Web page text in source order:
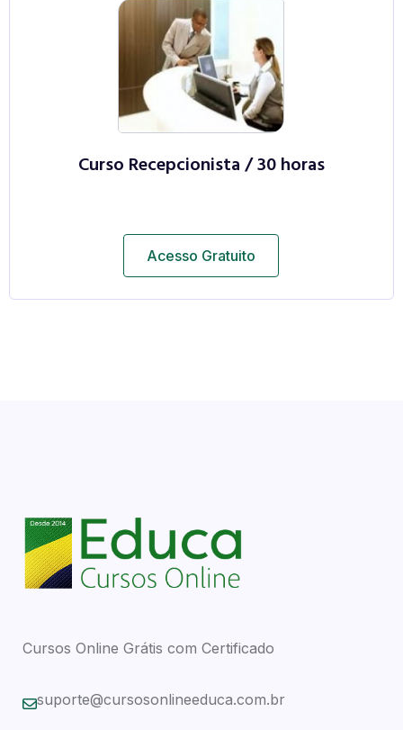
Curso Recepcionista / 30 horas
Acesso Gratuito
Cursos Online Grátis com Certificado
suporte@cursosonlineeduca.com.br